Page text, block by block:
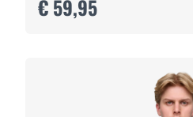
€ 59,95